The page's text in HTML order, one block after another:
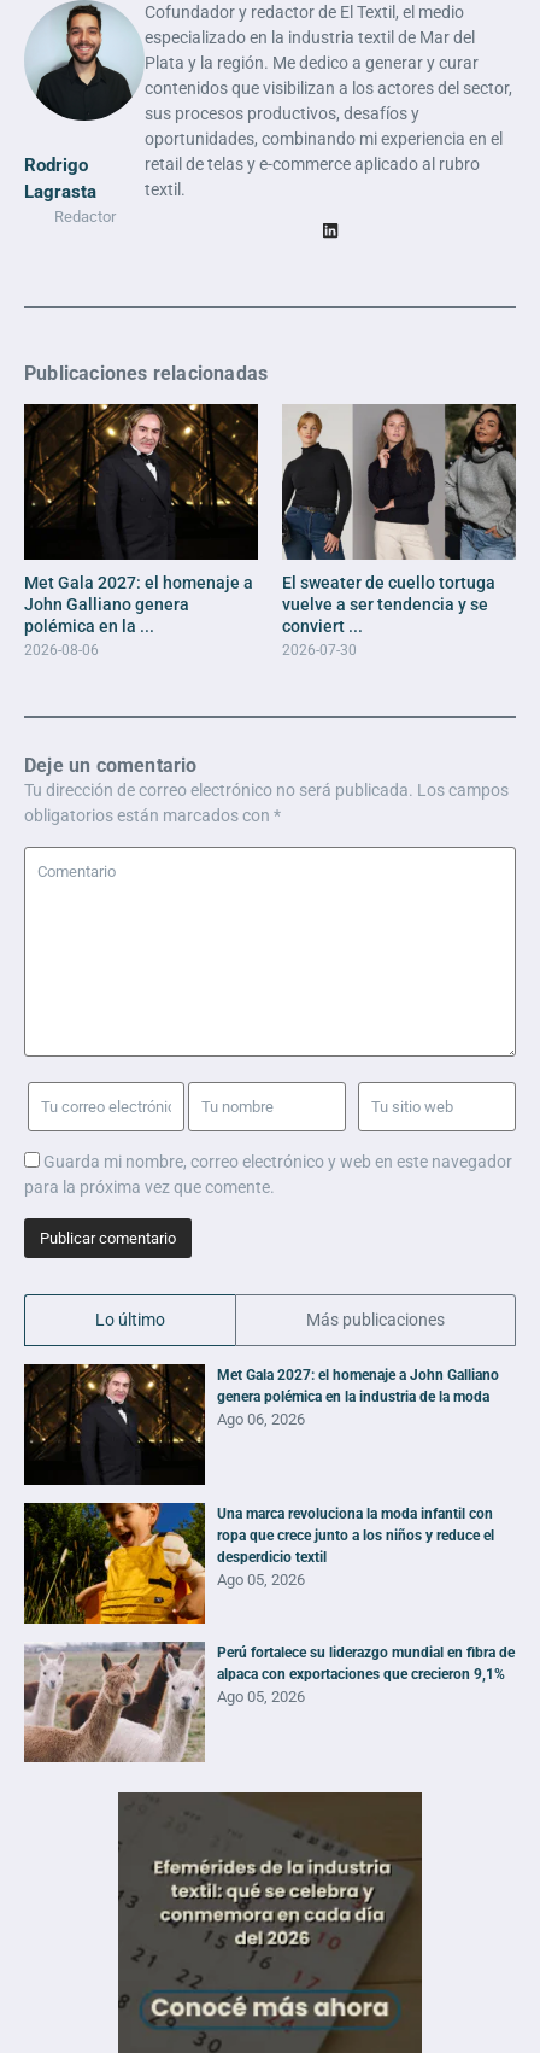
Rodrigo
Lagrasta
Redactor
Cofundador y redactor de El Textil, el medio
especializado en la industria textil de Mar del
Plata y la región. Me dedico a generar y curar
contenidos que visibilizan a los actores del sector,
sus procesos productivos, desafíos y
oportunidades, combinando mi experiencia en el
retail de telas y e-commerce aplicado al rubro
textil.
Publicaciones relacionadas
Met Gala 2027: el homenaje a
John Galliano genera
polémica en la ...
2026-08-06
El sweater de cuello tortuga
vuelve a ser tendencia y se
conviert ...
2026-07-30
Deje un comentario
Tu dirección de correo electrónico no será publicada. Los campos
obligatorios están marcados con *
Guarda mi nombre, correo electrónico y web en este navegador
para la próxima vez que comente.
Lo último Más publicaciones
Met Gala 2027: el homenaje a John Galliano
genera polémica en la industria de la moda
Ago 06, 2026
Una marca revoluciona la moda infantil con
ropa que crece junto a los niños y reduce el
desperdicio textil
Ago 05, 2026
Perú fortalece su liderazgo mundial en fibra de
alpaca con exportaciones que crecieron 9,1%
Ago 05, 2026